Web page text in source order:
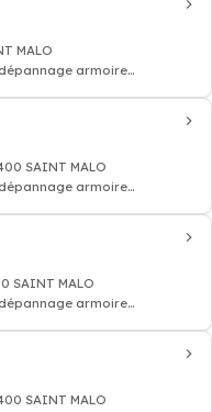
MALO
armoire
SAINT MALO
armoire
SAINT MALO
armoire
SAINT MALO